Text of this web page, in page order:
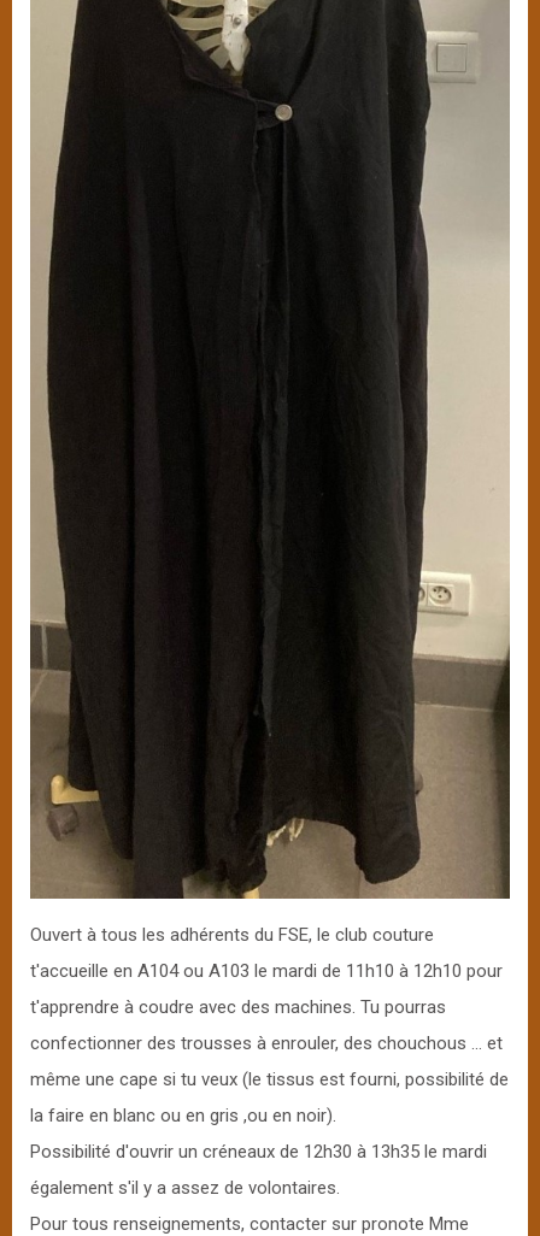
Ouvert à tous les adhérents du FSE, le club couture
t'accueille en A104 ou A103 le mardi de 11h10 à 12h10 pour
t'apprendre à coudre avec des machines. Tu pourras
confectionner des trousses à enrouler, des chouchous ... et
même une cape si tu veux (le tissus est fourni, possibilité de
la faire en blanc ou en gris ,ou en noir).
Possibilité d'ouvrir un créneaux de 12h30 à 13h35 le mardi
également s'il y a assez de volontaires.
Pour tous renseignements, contacter sur pronote Mme